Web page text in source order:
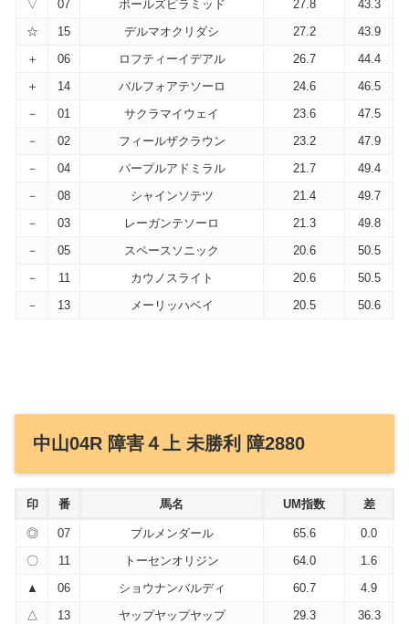
▽ 07 ボールズピラミッド 27.8
43.3
☆
15 デルマオクリダシ 27.2
43.9
＋
06 ロフティーイデアル 26.7
44.4
＋
14 バルフォアテソーロ 24.6
46.5
－
01 サクラマイウェイ 23.6
47.5
－
02 フィールザクラウン 23.2
47.9
－
04 パープルアドミラル 21.7
49.4
－
08 シャインソテツ 21.4
49.7
－
03 レーガンテソーロ 21.3
49.8
－
05 スペースソニック 20.6
50.5
－
11 カウノスライト 20.6
50.5
－
13 メーリッハベイ 20.5 50.6
中山04R 障害４上 未勝利 障2880
印 番 馬名 UM指数 差
◎ 07 ブルメンダール 65.6
0.0
〇
11 トーセンオリジン 64.0
1.6
▲
06 ショウナンバルディ 60.7
4.9
△
13 ヤップヤップヤップ 29.3
36.3